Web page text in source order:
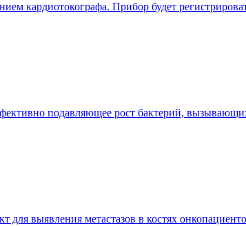
кардиотокографа. Прибор будет
подавляющее рост бактерий,
выявления метастазов в костях